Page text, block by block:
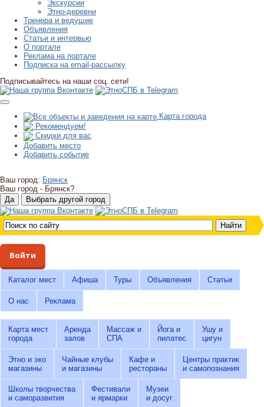
Экскурсии
Этно-деревни
Тренера и ведущие
Объявления
Статьи и интервью
О портале
Реклама на портале
Подписка на email-рассылку
Подписывайтесь на наши соц. сети!
Карта города
Рекомендуем!
Скидки для вас
Добавить место
Добавить событие
Ваш город: Брянск
Ваш город - Брянск?
Войти
Каталог мест Афиша Туры Объявления Статьи
О нас Реклама
Карта мест
города
Аренда
залов
Массаж и
СПА
Йога и
пилатес
Ушу и
цигун
Этно и эко
магазины
Чайные клубы
и магазины
Кафе и
рестораны
Центры практик
и самопознания
Школы творчества
и саморазвития
Фестивали
и ярмарки
Музеи
и досуг